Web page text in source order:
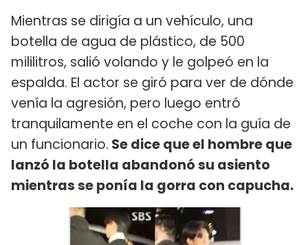
Mientras se dirigía a un vehículo, una
botella de agua de plástico, de 500
mililitros, salió volando y le golpeó en la
espalda. El actor se giró para ver de dónde
venía la agresión, pero luego entró
tranquilamente en el coche con la guía de
un funcionario. Se dice que el hombre que
lanzó la botella abandonó su asiento
mientras se ponía la gorra con capucha.